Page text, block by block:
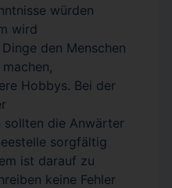
würden
wird
den Menschen
Hobbys. Bei der
sollten die Anwärter
sorgfältig
ist darauf zu
keine Fehler